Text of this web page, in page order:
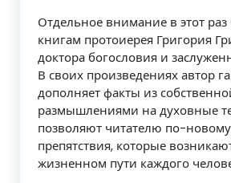
Отдельное внимание в этот
книгам протоиерея Григория
доктора богословия и
В своих произведениях автор
дополняет факты из
размышлениями на духовные
позволяют читателю по-
препятствия, которые
жизненном пути каждого